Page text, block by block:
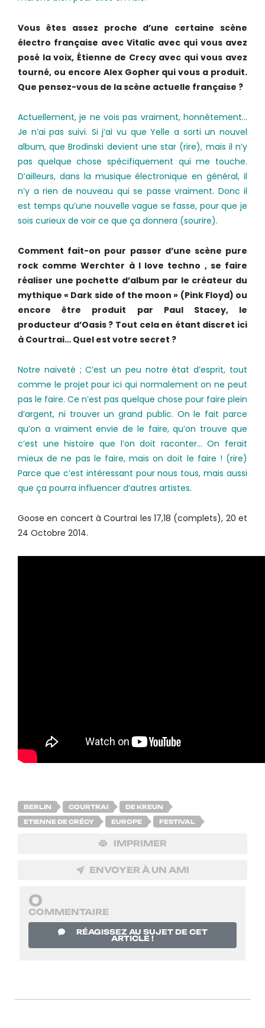
Vous êtes assez proche d’une certaine scène
électro française avec Vitalic avec qui vous avez
posé la voix, Étienne de Crecy avec qui vous avez
tourné, ou encore Alex Gopher qui vous a produit.
Que pensez-vous de la scène actuelle française ?
Actuellement, je ne vois pas vraiment, honnêtement…
Je n’ai pas suivi. Si j’ai vu que Yelle a sorti un nouvel
album, que Brodinski devient une star (rire), mais il n’y
pas quelque chose spécifiquement qui me touche.
D’ailleurs, dans la musique électronique en général, il
n’y a rien de nouveau qui se passe vraiment. Donc il
est temps qu’une nouvelle vague se fasse, pour que je
sois curieux de voir ce que ça donnera (sourire).
Comment fait­-on pour passer d’une scène pure
rock comme Werchter à I love techno , se faire
réaliser une pochette d’album par le créateur du
mythique « Dark side of the moon » (Pink Floyd) ou
encore être produit par Paul Stacey, le
producteur d’Oasis ? Tout cela en étant discret ici
à Courtrai… Quel est votre secret ?
Notre naïveté ; C’est un peu notre état d’esprit, tout
comme le projet pour ici qui normalement on ne peut
pas le faire. Ce n’est pas quelque chose pour faire plein
d’argent, ni trouver un grand public. On le fait parce
qu’on a vraiment envie de le faire, qu’on trouve que
c’est une histoire que l’on doit raconter… On ferait
mieux de ne pas le faire, mais on doit le faire ! (rire)
Parce que c’est intéressant pour nous tous, mais aussi
que ça pourra influencer d’autres artistes.
Goose en concert à Courtrai les 17,18 (complets), 20 et
24 Octobre 2014.
BERLIN COURTRAI DE KREUN
ETIENNE DE CRÉCY EUROPE FESTIVAL
IMPRIMER
ENVOYER À UN AMI
0
COMMENTAIRE
RÉAGISSEZ AU SUJET DE CET
ARTICLE !